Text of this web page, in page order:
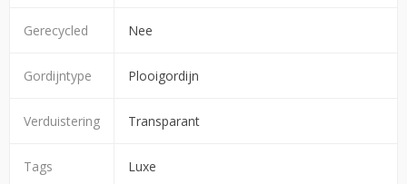
Gerecycled Nee
Gordijntype Plooigordijn
Verduistering Transparant
Tags Luxe